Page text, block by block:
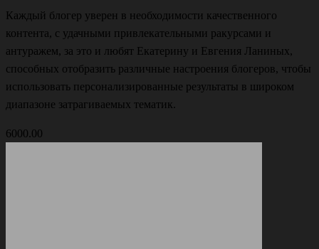
Каждый блогер уверен в необходимости качественного
контента, с удачными привлекательными ракурсами и
антуражем, за это и любят Екатерину и Евгения Ланиных,
способных отобразить различные настроения блогеров, чтобы
использовать персонализированные результаты в широком
диапазоне затрагиваемых тематик.
6000.00